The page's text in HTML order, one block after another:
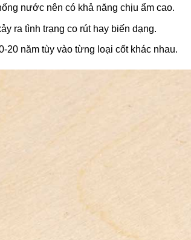
nước nên có khả năng chịu ẩm cao.
ra tình trạng co rút hay biến dạng.
năm tùy vào từng loại cốt khác nhau.